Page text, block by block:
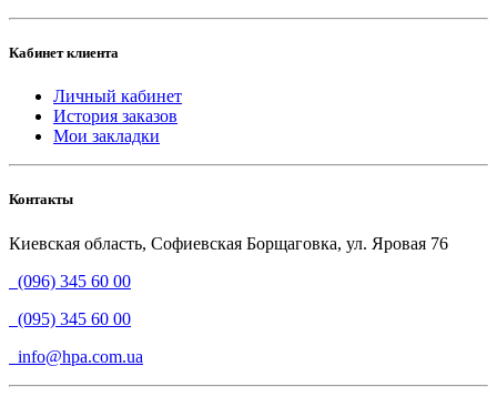
Кабинет клиента
Личный кабинет
История заказов
Мои закладки
Контакты
Киевская область, Софиевская Борщаговка, ул. Яровая 76
(096) 345 60 00
(095) 345 60 00
info@hpa.com.ua